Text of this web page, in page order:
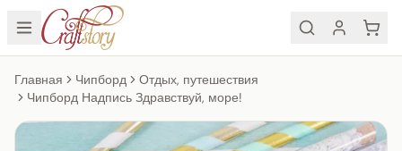
Главная Чипборд
Отдых, путешествия
Чипборд Надпись Здравствуй, море!